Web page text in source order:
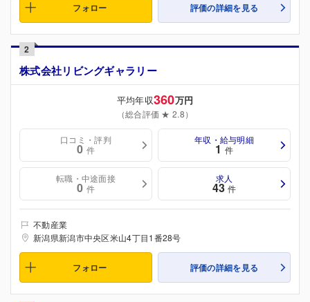
フォロー 評価の詳細を見る
2
株式会社リビングギャラリー
平均年収360万円
（総合評価 ★ 2.8）
口コミ・評判
0 件
年収・給与明細
1 件
転職・中途面接
0 件
求人
43 件
不動産業
新潟県新潟市中央区米山4丁目1番28号
フォロー 評価の詳細を見る